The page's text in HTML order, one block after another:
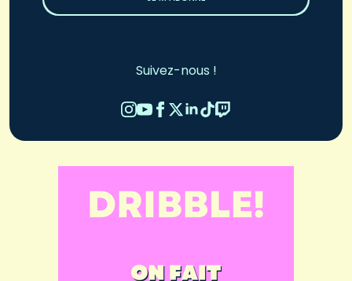
Suivez-nous !